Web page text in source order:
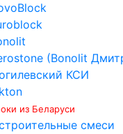
(Bonolit
КСИ
из Беларуси
смеси